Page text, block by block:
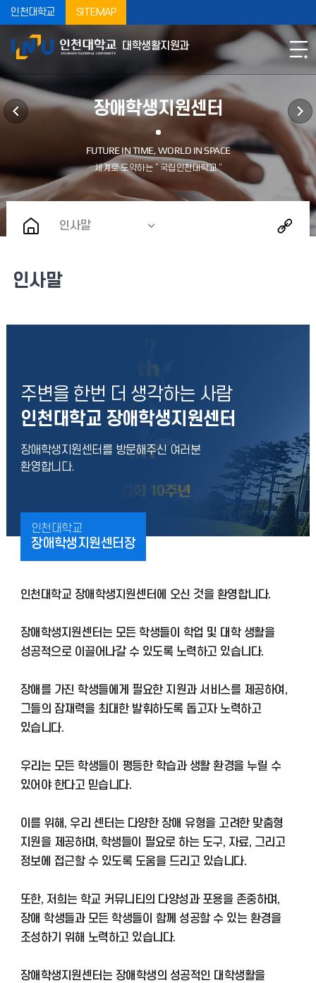
인천대학교 SITEMAP
대학생활지원과
장애학생지원센터
인사말
인사말
인천대학교
장애학생지원센터장
주변을 한번 더 생각하는 사람
인천대학교 장애학생지원센터
장애학생지원센터를 방문해주신 여러분
환영합니다.
인천대학교 장애학생지원센터에 오신 것을 환영합니다.
장애학생지원센터는 모든 학생들이 학업 및 대학 생활을
성공적으로 이끌어나갈 수 있도록 노력하고 있습니다.
장애를 가진 학생들에게 필요한 지원과 서비스를 제공하여,
그들의 잠재력을 최대한 발휘하도록 돕고자 노력하고
있습니다.
우리는 모든 학생들이 평등한 학습과 생활 환경을 누릴 수
있어야 한다고 믿습니다.
이를 위해, 우리 센터는 다양한 장애 유형을 고려한 맞춤형
지원을 제공하며, 학생들이 필요로 하는 도구, 자료, 그리고
정보에 접근할 수 있도록 도움을 드리고 있습니다.
또한, 저희는 학교 커뮤니티의 다양성과 포용을 존중하며,
장애 학생들과 모든 학생들이 함께 성공할 수 있는 환경을
조성하기 위해 노력하고 있습니다.
장애학생지원센터는 장애학생의 성공적인 대학생활을